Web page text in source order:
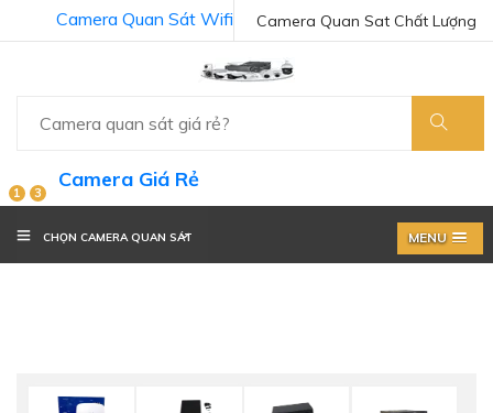
Camera Quan Sat Chất Lượng
Camera Quan Sát Wifi
1 3
Camera Giá Rẻ
CHỌN CAMERA QUAN SÁT MENU